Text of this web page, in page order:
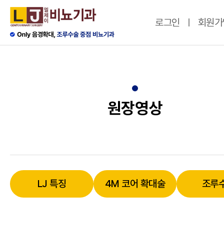
로그인 회원
원장영상
LJ 특징 4M 코어 확대술 조루